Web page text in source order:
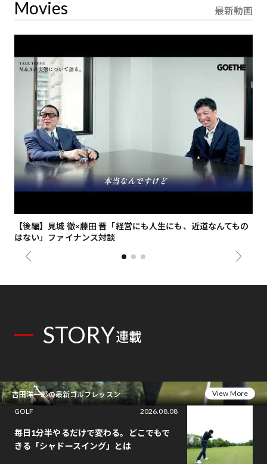
Movies 最新動画
【後編】見城 徹×藤田 晋「経営にも人生にも、近道なんてもの
はない」ファイナンス対談
STORY連載
吉田洋一郎の最新ゴルフレッスン
View More
GOLF
2026.08.08
毎日1分半やるだけで変わる。どこでもで
きる「シャドースイング」とは